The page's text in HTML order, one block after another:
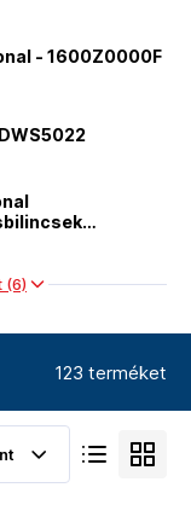
- 1600Z0000F
(6)
123 terméket